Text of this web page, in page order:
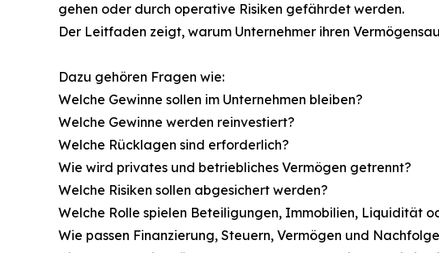
gehen oder durch operative Risiken gefährdet werden.
Der Leitfaden zeigt, warum Unternehmer ihren
Dazu gehören Fragen wie:
Welche Gewinne sollen im Unternehmen bleiben?
Welche Gewinne werden reinvestiert?
Welche Rücklagen sind erforderlich?
Wie wird privates und betriebliches Vermögen getrennt?
Welche Risiken sollen abgesichert werden?
Welche Rolle spielen Beteiligungen, Immobilien, Liquidität
Wie passen Finanzierung, Steuern, Vermögen und